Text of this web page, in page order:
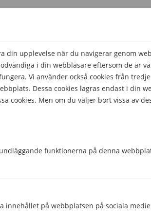
din upplevelse när du navigerar genom
i din webbläsare eftersom de är
Vi använder också cookies från
Dessa cookies lagras endast i din
cookies. Men om du väljer bort vissa av
funktionerna på denna
innehållet på webbplatsen på sociala
den här informationen dig?